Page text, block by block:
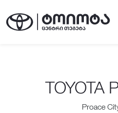
TOYOTA
Proace